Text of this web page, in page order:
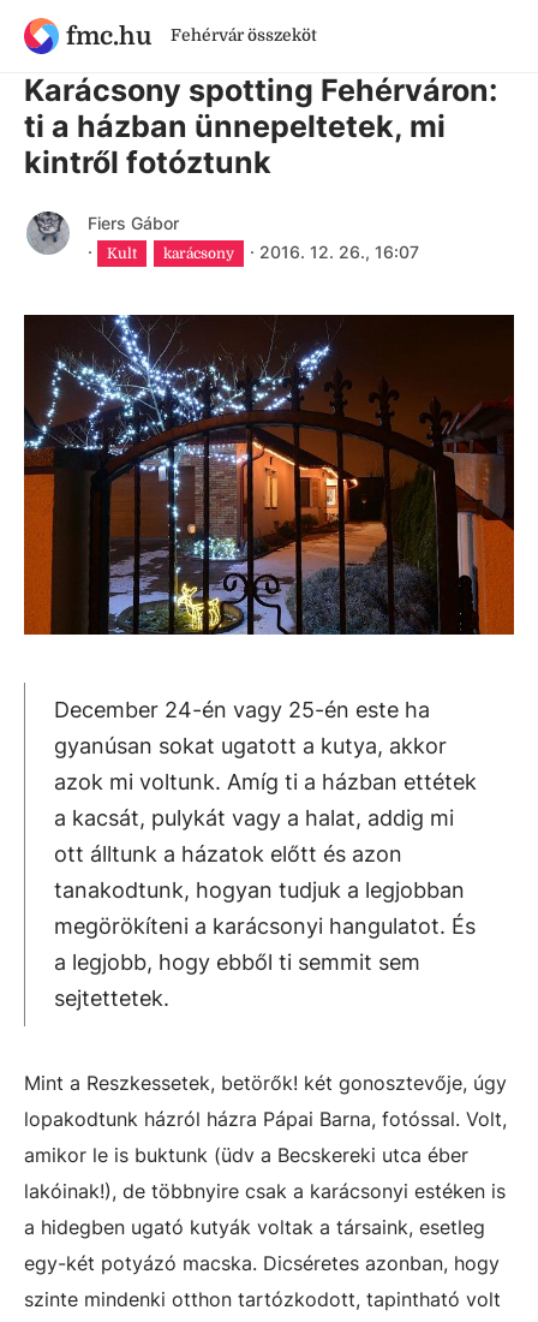
fmc.hu Fehérvár összeköt
9 évnél régebbi cikk
Karácsony spotting Fehérváron:
ti a házban ünnepeltetek, mi
kintről fotóztunk
Fiers Gábor
·
Kult karácsony · 2016. 12. 26., 16:07
December 24-én vagy 25-én este ha
gyanúsan sokat ugatott a kutya, akkor
azok mi voltunk. Amíg ti a házban ettétek
a kacsát, pulykát vagy a halat, addig mi
ott álltunk a házatok előtt és azon
tanakodtunk, hogyan tudjuk a legjobban
megörökíteni a karácsonyi hangulatot. És
a legjobb, hogy ebből ti semmit sem
sejtettetek.
Mint a Reszkessetek, betörők! két gonosztevője, úgy
lopakodtunk házról házra Pápai Barna, fotóssal. Volt,
amikor le is buktunk (üdv a Becskereki utca éber
lakóinak!), de többnyire csak a karácsonyi estéken is
a hidegben ugató kutyák voltak a társaink, esetleg
egy-két potyázó macska. Dicséretes azonban, hogy
szinte mindenki otthon tartózkodott, tapintható volt